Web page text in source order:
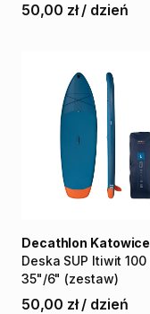
50,00 zł / dzień
Deska SUP Itiwit 100
35"​/​6" (zestaw)
Decathlon Katowice
50,00 zł / dzień